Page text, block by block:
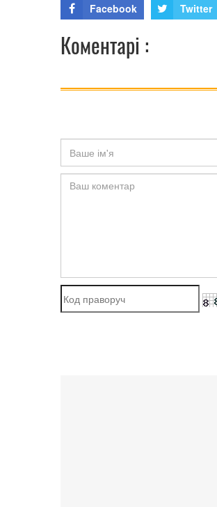
Facebook Twitter
Коментарі :